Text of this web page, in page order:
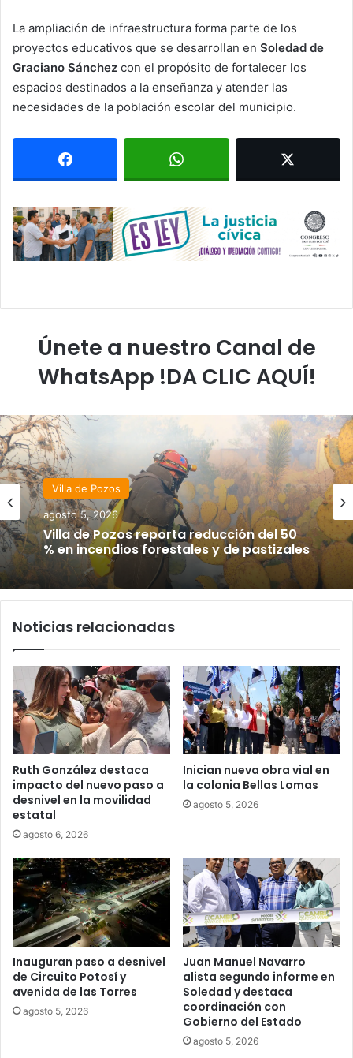
La ampliación de infraestructura forma parte de los
proyectos educativos que se desarrollan en Soledad de
Graciano Sánchez con el propósito de fortalecer los
espacios destinados a la enseñanza y atender las
necesidades de la población escolar del municipio.
Únete a nuestro Canal de
WhatsApp !DA CLIC AQUÍ!
Villa de Pozos
agosto 5, 2026
Villa de Pozos reporta reducción del 50
% en incendios forestales y de pastizales
Noticias relacionadas
Ruth González destaca
impacto del nuevo paso a
desnivel en la movilidad
estatal
agosto 6, 2026
Inician nueva obra vial en
la colonia Bellas Lomas
agosto 5, 2026
Inauguran paso a desnivel
de Circuito Potosí y
avenida de las Torres
agosto 5, 2026
Juan Manuel Navarro
alista segundo informe en
Soledad y destaca
coordinación con
Gobierno del Estado
agosto 5, 2026